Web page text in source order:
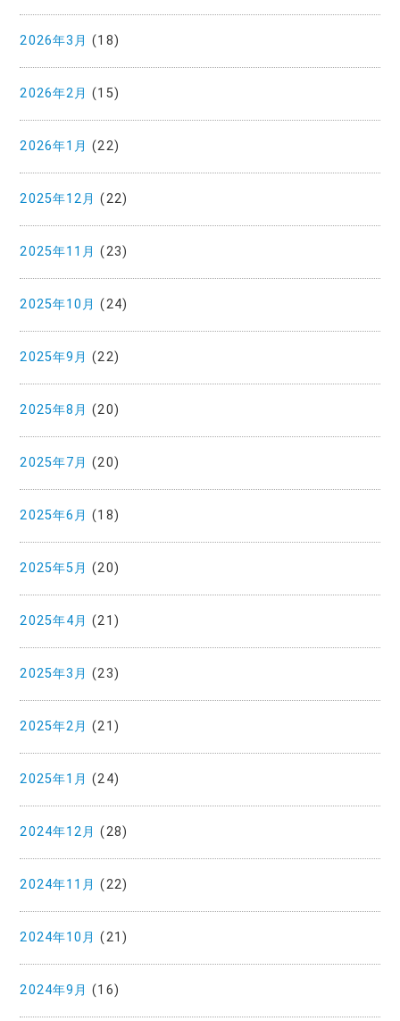
2026年3月 (18)
2026年2月 (15)
2026年1月 (22)
2025年12月 (22)
2025年11月 (23)
2025年10月 (24)
2025年9月 (22)
2025年8月 (20)
2025年7月 (20)
2025年6月 (18)
2025年5月 (20)
2025年4月 (21)
2025年3月 (23)
2025年2月 (21)
2025年1月 (24)
2024年12月 (28)
2024年11月 (22)
2024年10月 (21)
2024年9月 (16)